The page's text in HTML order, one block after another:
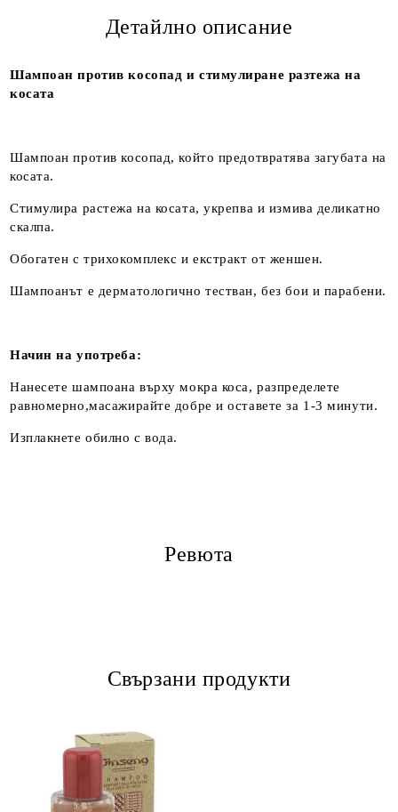
Детайлно описание
Шампоан против косопад и стимулиране разтежа на
косата
Шампоан против косопад, който предотвратява загубата на
косата.
Стимулира растежа на косата, укрепва и измива деликатно
скалпа.
Обогатен с трихокомплекс и екстракт от женшен.
Шампоанът е дерматологично тестван, без бои и парабени.
Начин на употреба:
Нанесете шампоана върху мокра коса, разпределете
равномерно,масажирайте добре и оставете за 1-3 минути.
Изплакнете обилно с вода.
Ревюта
Свързани продукти